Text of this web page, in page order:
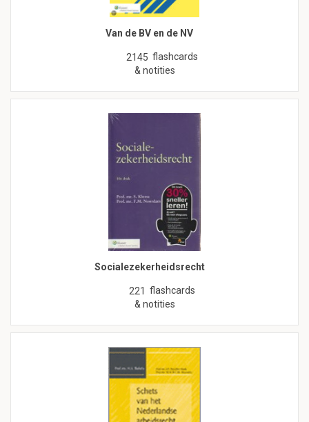
Van de BV en de NV
2145 flashcards
& notities
Socialezekerheidsrecht
221 flashcards
& notities